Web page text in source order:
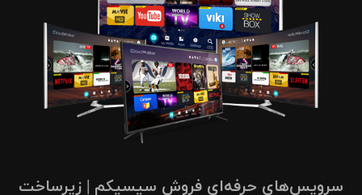
سرویس‌های حرفه‌ای فروش سیسیکم | زیرساخت